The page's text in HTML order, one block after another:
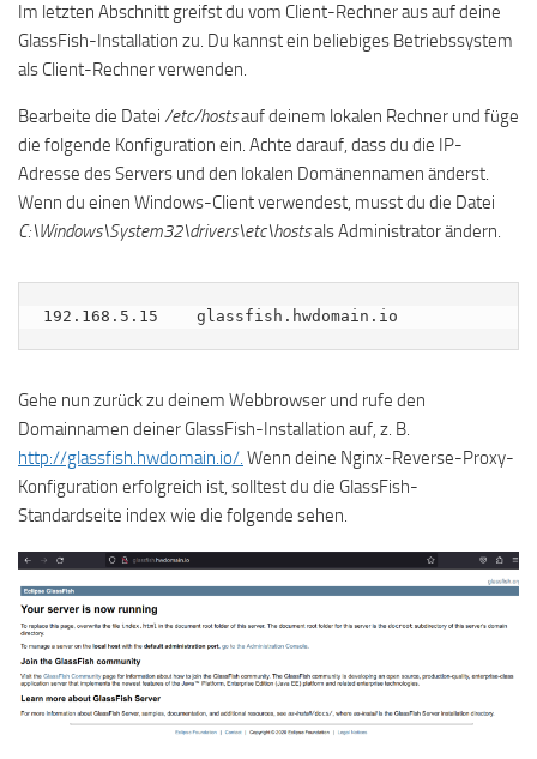
Im letzten Abschnitt greifst du vom Client-Rechner aus auf deine
GlassFish-Installation zu. Du kannst ein beliebiges Betriebssystem
als Client-Rechner verwenden.
Bearbeite die Datei /etc/hostsauf deinem lokalen Rechner und füge
die folgende Konfiguration ein. Achte darauf, dass du die IP-
Adresse des Servers und den lokalen Domänennamen änderst.
Wenn du einen Windows-Client verwendest, musst du die Datei
C:\Windows\System32\drivers\etc\hostsals Administrator ändern.
192.168.5.15    glassfish.hwdomain.io
Gehe nun zurück zu deinem Webbrowser und rufe den
Domainnamen deiner GlassFish-Installation auf, z. B.
http://glassfish.hwdomain.io/. Wenn deine Nginx-Reverse-Proxy-
Konfiguration erfolgreich ist, solltest du die GlassFish-
Standardseite index wie die folgende sehen.